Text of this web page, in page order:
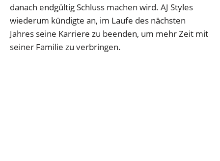
danach endgültig Schluss machen wird. AJ Styles
wiederum kündigte an, im Laufe des nächsten
Jahres seine Karriere zu beenden, um mehr Zeit mit
seiner Familie zu verbringen.